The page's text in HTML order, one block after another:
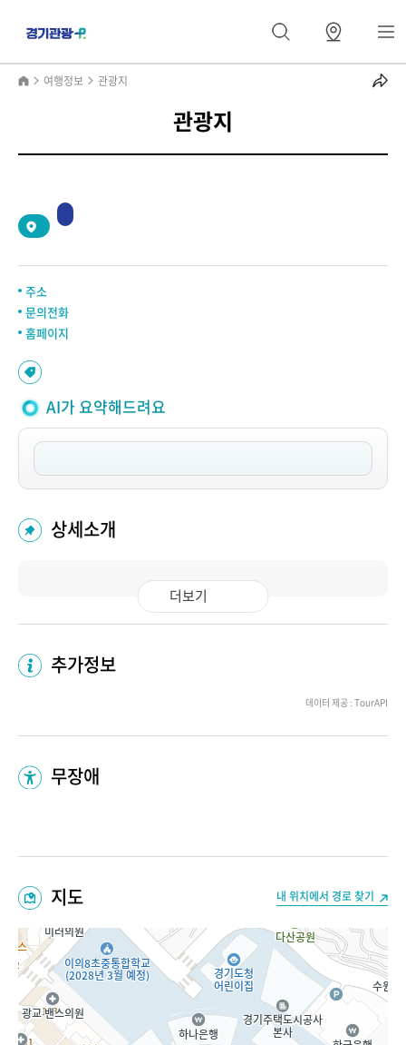
여행정보 관광지
관광지
주소
문의전화
홈페이지
AI가 요약해드려요
상세소개
더보기
추가정보
데이터 제공 : TourAPI
무장애
지도 내 위치에서 경로 찾기